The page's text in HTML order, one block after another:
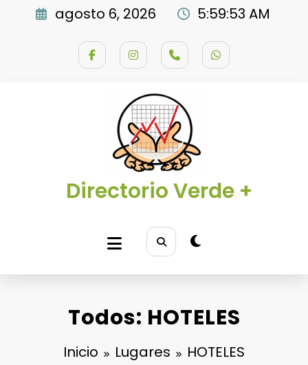
agosto 6, 2026 5:59:54 AM
Directorio Verde +
Todos: HOTELES
Inicio Lugares HOTELES